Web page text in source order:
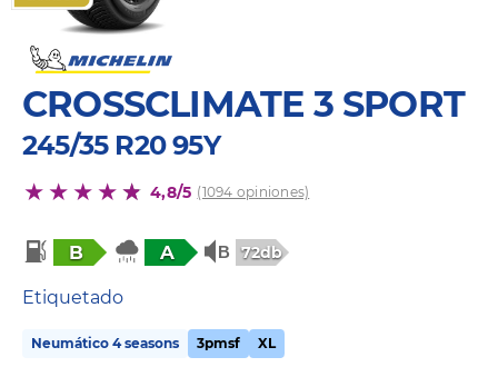
CROSSCLIMATE 3 SPORT
245/35 R20 95Y
4,8/5 (1094 opiniones)
B A 72db
Etiquetado
Neumático 4 seasons 3pmsf XL